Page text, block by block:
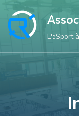
Aller
au
contenu
(Pressez
Entrée)
L'eSport